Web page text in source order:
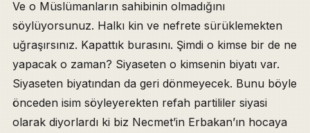
Ve o Müslümanların sahibinin olmadığını
söylüyorsunuz. Halkı kin ve nefrete sürüklemekten
uğraşırsınız. Kapattık burasını. Şimdi o kimse bir de ne
yapacak o zaman? Siyaseten o kimsenin biyatı var.
Siyaseten biyatından da geri dönmeyecek. Bunu böyle
önceden isim söyleyerekten refah partililer siyasi
olarak diyorlardı ki biz Necmet’in Erbakan’ın hocaya